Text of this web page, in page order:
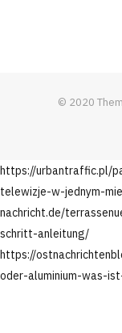
© 2020
https://urbantraffic.pl/
telewizje-w-jednym-
nachricht.de/
schritt-anleitung/
https://
oder-aluminium-was-